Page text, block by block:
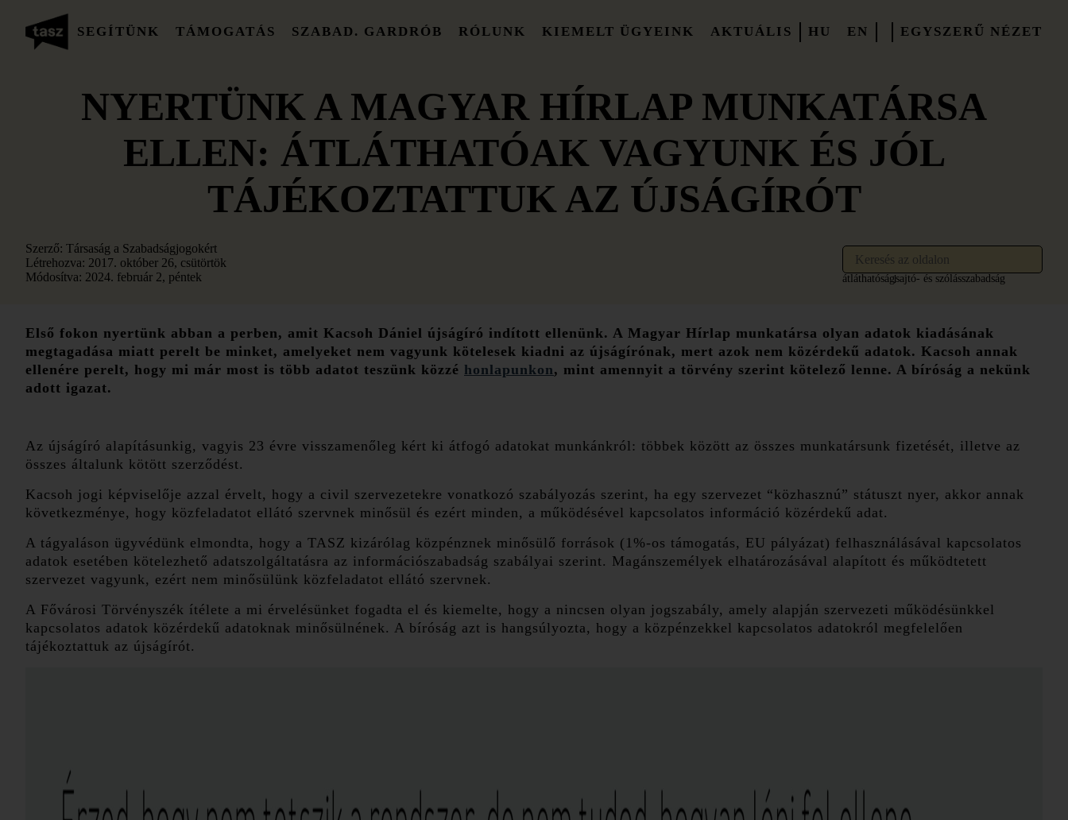
SEGÍTÜNK TÁMOGATÁS SZABAD. GARDRÓB RÓLUNK KIEMELT ÜGYEINK AKTUÁLIS HU EN EGYSZERŰ NÉZET
NYERTÜNK A MAGYAR HÍRLAP MUNKATÁRSA
ELLEN: ÁTLÁTHATÓAK VAGYUNK ÉS JÓL
TÁJÉKOZTATTUK AZ ÚJSÁGÍRÓT
Szerző: Társaság a Szabadságjogokért
Létrehozva: 2017. október 26, csütörtök
Módosítva: 2024. február 2, péntek átláthatóság sajtó- és szólásszabadság
Első fokon nyertünk abban a perben, amit Kacsoh Dániel újságíró indított ellenünk. A Magyar Hírlap munkatársa olyan adatok kiadásának
megtagadása miatt perelt be minket, amelyeket nem vagyunk kötelesek kiadni az újságírónak, mert azok nem közérdekű adatok. Kacsoh annak
ellenére perelt, hogy mi már most is több adatot teszünk közzé honlapunkon, mint amennyit a törvény szerint kötelező lenne. A bíróság a nekünk
adott igazat.
Az újságíró alapításunkig, vagyis 23 évre visszamenőleg kért ki átfogó adatokat munkánkról: többek között az összes munkatársunk fizetését, illetve az
összes általunk kötött szerződést.
Kacsoh jogi képviselője azzal érvelt, hogy a civil szervezetekre vonatkozó szabályozás szerint, ha egy szervezet “közhasznú” státuszt nyer, akkor annak
következménye, hogy közfeladatot ellátó szervnek minősül és ezért minden, a működésével kapcsolatos információ közérdekű adat.
A tágyaláson ügyvédünk elmondta, hogy a TASZ kizárólag közpénznek minősülő források (1%-os támogatás, EU pályázat) felhasználásával kapcsolatos
adatok esetében kötelezhető adatszolgáltatásra az információszabadság szabályai szerint. Magánszemélyek elhatározásával alapított és működtetett
szervezet vagyunk, ezért nem minősülünk közfeladatot ellátó szervnek.
A Fővárosi Törvényszék ítélete a mi érvelésünket fogadta el és kiemelte, hogy a nincsen olyan jogszabály, amely alapján szervezeti működésünkkel
kapcsolatos adatok közérdekű adatoknak minősülnének. A bíróság azt is hangsúlyozta, hogy a közpénzekkel kapcsolatos adatokról megfelelően
tájékoztattuk az újságírót.